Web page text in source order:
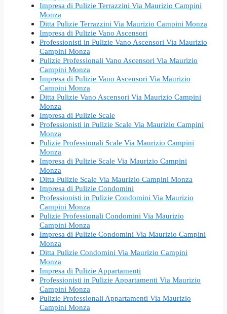
Impresa di Pulizie Terrazzini Via Maurizio Campini
Monza
Ditta Pulizie Terrazzini Via Maurizio Campini Monza
Impresa di Pulizie Vano Ascensori
Professionisti in Pulizie Vano Ascensori Via Maurizio
Campini Monza
Pulizie Professionali Vano Ascensori Via Maurizio
Campini Monza
Impresa di Pulizie Vano Ascensori Via Maurizio
Campini Monza
Ditta Pulizie Vano Ascensori Via Maurizio Campini
Monza
Impresa di Pulizie Scale
Professionisti in Pulizie Scale Via Maurizio Campini
Monza
Pulizie Professionali Scale Via Maurizio Campini
Monza
Impresa di Pulizie Scale Via Maurizio Campini
Monza
Ditta Pulizie Scale Via Maurizio Campini Monza
Impresa di Pulizie Condomini
Professionisti in Pulizie Condomini Via Maurizio
Campini Monza
Pulizie Professionali Condomini Via Maurizio
Campini Monza
Impresa di Pulizie Condomini Via Maurizio Campini
Monza
Ditta Pulizie Condomini Via Maurizio Campini
Monza
Impresa di Pulizie Appartamenti
Professionisti in Pulizie Appartamenti Via Maurizio
Campini Monza
Pulizie Professionali Appartamenti Via Maurizio
Campini Monza